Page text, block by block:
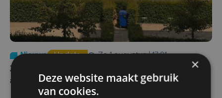
Nieuws Update
za 1 augustus | 17:21
Zwaar ongeval op E403 in Izegem: drie rijstroken
afgesloten
×
Deze website maakt gebruik
van cookies.